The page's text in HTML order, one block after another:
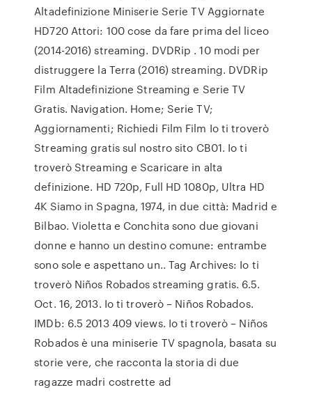
Altadefinizione Miniserie Serie TV Aggiornate
HD720 Attori: 100 cose da fare prima del liceo
(2014-2016) streaming. DVDRip . 10 modi per
distruggere la Terra (2016) streaming. DVDRip
Film Altadefinizione Streaming e Serie TV
Gratis. Navigation. Home; Serie TV;
Aggiornamenti; Richiedi Film Film Io ti troverò
Streaming gratis sul nostro sito CB01. Io ti
troverò Streaming e Scaricare in alta
definizione. HD 720p, Full HD 1080p, Ultra HD
4K Siamo in Spagna, 1974, in due città: Madrid e
Bilbao. Violetta e Conchita sono due giovani
donne e hanno un destino comune: entrambe
sono sole e aspettano un.. Tag Archives: Io ti
troverò Niños Robados streaming gratis. 6.5.
Oct. 16, 2013. Io ti troverò – Niños Robados.
IMDb: 6.5 2013 409 views. Io ti troverò – Niños
Robados è una miniserie TV spagnola, basata su
storie vere, che racconta la storia di due
ragazze madri costrette ad